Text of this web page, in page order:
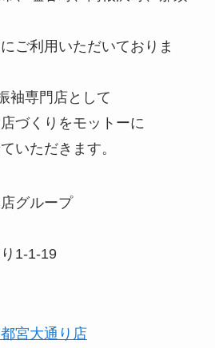
ご利用いただいておりま
袖専門店として
づくりをモットーに
いただきます。
グループ
1-1-19
宮大通り店